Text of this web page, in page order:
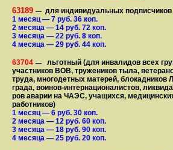
63189 — для индивидуальных подписчиков
1 месяц— 7 руб. 36 коп.
2 месяца — 14 руб. 72 коп.
3 месяца — 22 руб. 8 коп.
4 месяца — 29 руб. 44 коп.
63704 —
льготный (для ин­ва­лидов всех
участ­ников ВОВ, труже­ни­ков тыла,
труда, мно­го­­детных матерей, бло­­кад­ни­ков
града, воинов-интернаци­о­на­­ли­стов,
ров аварии на ЧАЭС, уча­щихся,
работников)
1 месяц— 6 руб. 30 коп.
2 месяца — 12 руб. 60 коп.
3 месяца — 18 руб. 90 коп.
4 месяца — 25 руб. 20 коп.